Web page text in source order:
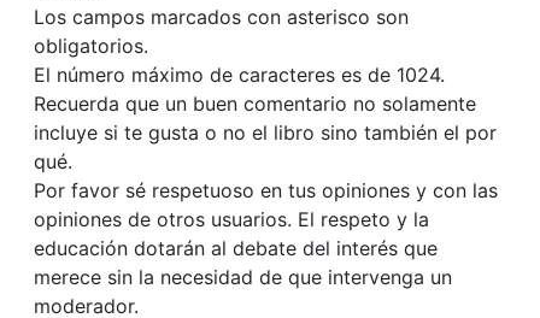
Los campos marcados con asterisco son
obligatorios.
El número máximo de caracteres es de 1024.
Recuerda que un buen comentario no solamente
incluye si te gusta o no el libro sino también el por
qué.
Por favor sé respetuoso en tus opiniones y con las
opiniones de otros usuarios. El respeto y la
educación dotarán al debate del interés que
merece sin la necesidad de que intervenga un
moderador.